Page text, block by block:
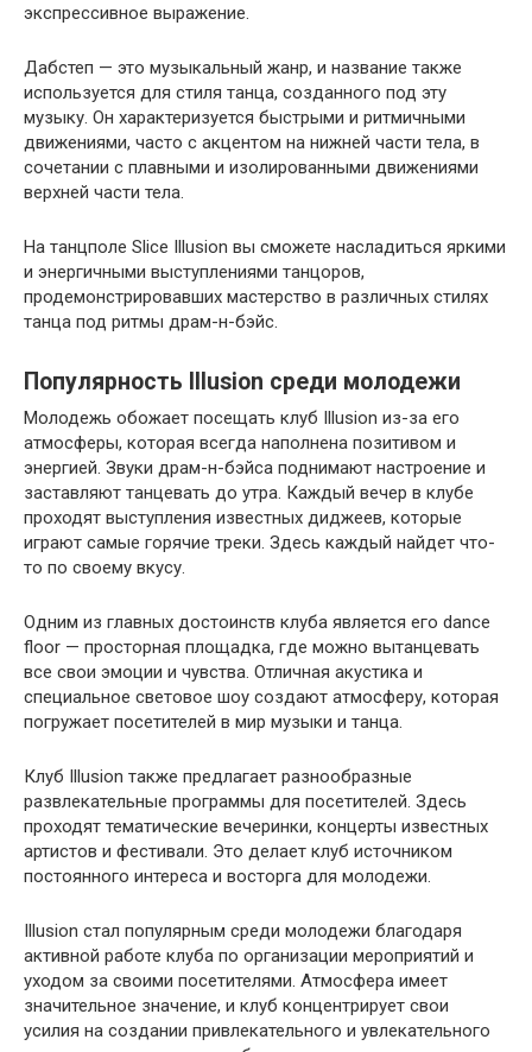
экспрессивное выражение.
Дабстеп — это музыкальный жанр, и название также
используется для стиля танца, созданного под эту
музыку. Он характеризуется быстрыми и ритмичными
движениями, часто с акцентом на нижней части тела, в
сочетании с плавными и изолированными движениями
верхней части тела.
На танцполе Slice Illusion вы сможете насладиться яркими
и энергичными выступлениями танцоров,
продемонстрировавших мастерство в различных стилях
танца под ритмы драм-н-бэйс.
Популярность Illusion среди молодежи
Молодежь обожает посещать клуб Illusion из-за его
атмосферы, которая всегда наполнена позитивом и
энергией. Звуки драм-н-бэйса поднимают настроение и
заставляют танцевать до утра. Каждый вечер в клубе
проходят выступления известных диджеев, которые
играют самые горячие треки. Здесь каждый найдет что-
то по своему вкусу.
Одним из главных достоинств клуба является его dance
floor — просторная площадка, где можно вытанцевать
все свои эмоции и чувства. Отличная акустика и
специальное световое шоу создают атмосферу, которая
погружает посетителей в мир музыки и танца.
Клуб Illusion также предлагает разнообразные
развлекательные программы для посетителей. Здесь
проходят тематические вечеринки, концерты известных
артистов и фестивали. Это делает клуб источником
постоянного интереса и восторга для молодежи.
Illusion стал популярным среди молодежи благодаря
активной работе клуба по организации мероприятий и
уходом за своими посетителями. Атмосфера имеет
значительное значение, и клуб концентрирует свои
усилия на создании привлекательного и увлекательного